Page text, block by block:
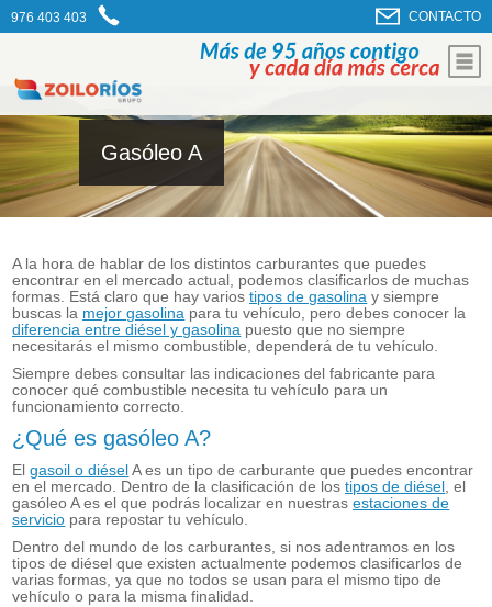
976 403 403 CONTACTO
Gasóleo A
A la hora de hablar de los distintos carburantes que puedes
encontrar en el mercado actual, podemos clasificarlos de muchas
formas. Está claro que hay variostipos de gasolina y siempre
buscas la mejor gasolina para tu vehículo, pero debes conocer la
diferencia entre diésel y gasolina puesto que no siempre
necesitarás el mismo combustible, dependerá de tu vehículo.
Siempre debes consultar las indicaciones del fabricante para
conocer qué combustible necesita tu vehículo para un
funcionamiento correcto.
¿Qué es gasóleo A?
Elgasoil o diéselA es un tipo de carburante que puedes encontrar
en el mercado. Dentro de la clasificación de lostipos de diésel , el
gasóleo A es el que podrás localizar en nuestrasestaciones de
servicio para repostar tu vehículo.
Dentro del mundo de los carburantes, si nos adentramos en los
tipos de diésel que existen actualmente podemos clasificarlos de
varias formas, ya que no todos se usan para el mismo tipo de
vehículo o para la misma finalidad.